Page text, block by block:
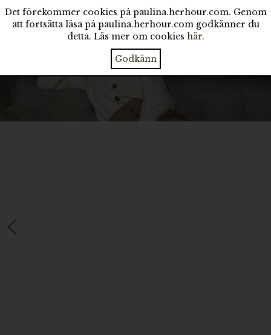
Det förekommer cookies på paulina.herhour.com. Genom
att fortsätta läsa på paulina.herhour.com godkänner du
detta. Läs mer om cookies här.
Godkänn